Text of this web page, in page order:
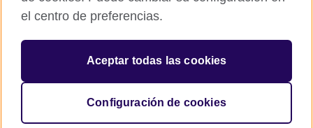
© 2026 British Council
relations and educational opportunities. A registered charity in
the UK: 209131 (England and Wales) SC037733
(Scotland). Registered in Spain as “Delegación en España de la
number 847 CUL-EXT.
el centro de preferencias.
Aceptar todas las cookies
Configuración de cookies